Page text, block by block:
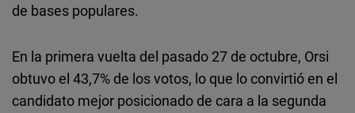
de bases populares.
En la primera vuelta del pasado 27 de octubre, Orsi
obtuvo el 43,7% de los votos, lo que lo convirtió en el
candidato mejor posicionado de cara a la segunda